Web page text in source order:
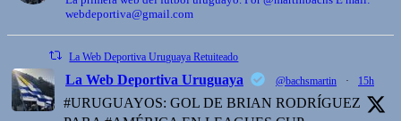
webdeportiva@gmail.com
La Web Deportiva Uruguaya Retuiteado
La Web Deportiva Uruguaya @bachsmartin · 15h
#URUGUAYOS: GOL DE BRIAN RODRÍGUEZ